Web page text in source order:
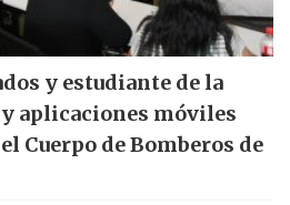
y estudiante de la
aplicaciones móviles
Cuerpo de Bomberos de